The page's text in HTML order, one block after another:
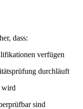
dass:
verfügen
durchläuft
wird
sind